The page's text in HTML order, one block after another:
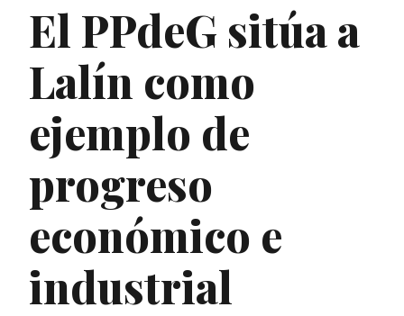
El PPdeG sitúa a
Lalín como
ejemplo de
progreso
económico e
industrial